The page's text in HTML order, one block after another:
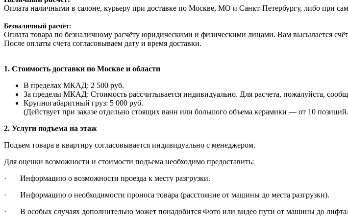
Оплата наличными в салоне, курьеру при доставке по Москве, МО и Санкт-Петербургу, либо при
Безналичный расчёт:
Оплата товара по безналичному расчёту юридическими и физическими лицами. Вам высылается
После оплаты счета согласовываем дату и время доставки.
1. Стоимость доставки по Москве и области
В пределах МКАД: 2 500 руб.
За пределы МКАД: Стоимость рассчитывается индивидуально. Для расчета, пожалуйста,
Крупногабаритный груз: 5 000 руб.
(Действует при заказе отдельно стоящих ванн или большого объема керамики — от 10
2. Услуги подъема на этаж
Подъем товара в квартиру согласовывается индивидуально с менеджером.
Для оценки возможности и стоимости подъема необходимо предоставить:
· Информацию о возможности проезда к месту разгрузки.
· Информацию о необходимости проноса товара (расстояние от машины до места разгрузки).
· В особых случаях дополнительно может понадобится Фото или видео пути от машины до